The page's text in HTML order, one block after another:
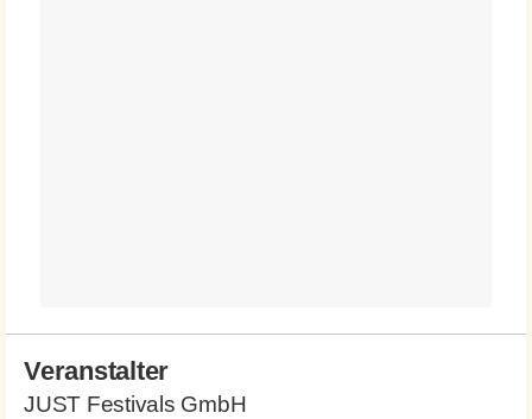
Veranstalter
JUST Festivals GmbH